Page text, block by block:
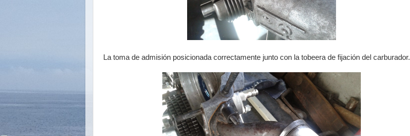
La toma de admisión posicionada correctamente junto con la tobeera de fijación del carburador.